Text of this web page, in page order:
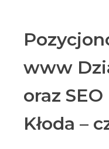
www
oraz
Kłoda –